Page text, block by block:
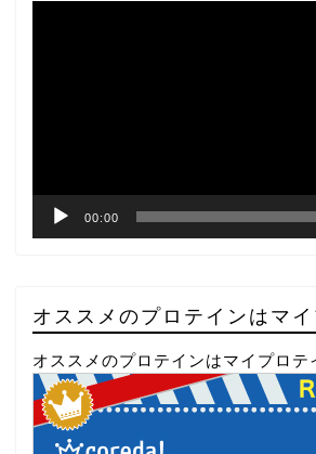
00:00
オススメのプロテインはマ
オススメのプロテインはマイプロテ